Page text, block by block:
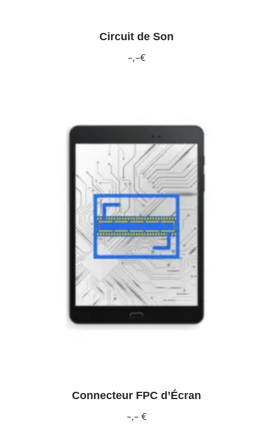
Circuit de Son
–,–€
Connecteur FPC d’Écran
–,– €